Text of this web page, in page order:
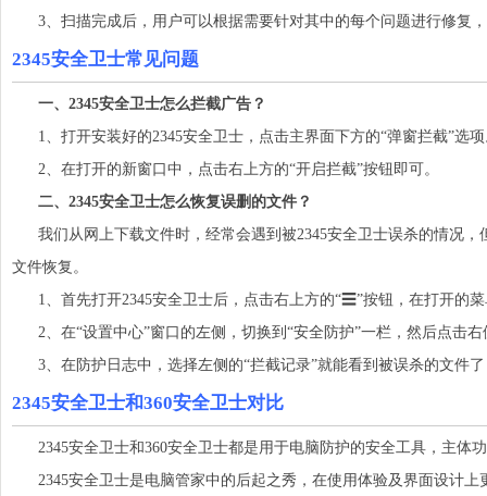
3、扫描完成后，用户可以根据需要针对其中的每个问题进行修复，
2345安全卫士常见问题
一、2345安全卫士怎么拦截广告？
1、打开安装好的2345安全卫士，点击主界面下方的“弹窗拦截”选
2、在打开的新窗口中，点击右上方的“开启拦截”按钮即可。
二、2345安全卫士怎么恢复误删的文件？
我们从网上下载文件时，经常会遇到被2345安全卫士误杀的情况，
文件恢复。
1、首先打开2345安全卫士后，点击右上方的“☰”按钮，在打开的菜
2、在“设置中心”窗口的左侧，切换到“安全防护”一栏，然后点击右
3、在防护日志中，选择左侧的“拦截记录”就能看到被误杀的文件
2345安全卫士和360安全卫士对比
2345安全卫士和360安全卫士都是用于电脑防护的安全工具，主体
2345安全卫士是电脑管家中的后起之秀，在使用体验及界面设计上